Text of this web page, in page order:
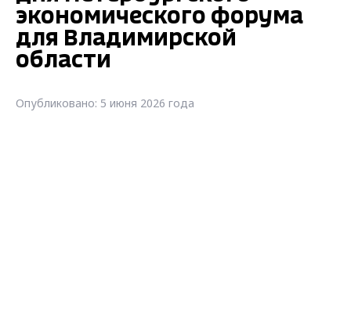
экономического форума
для Владимирской
области
Опубликовано: 5 июня 2026 года